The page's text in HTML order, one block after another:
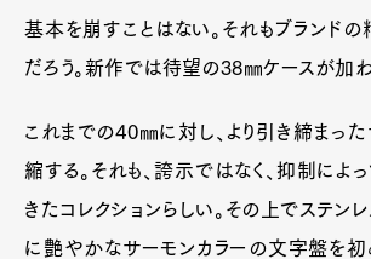
基本を崩すことはない。それもブランド
だろう。新作では待望の38㎜ケースが加わ
これまでの40㎜に対し、より引き締まっ
縮する。それも、誇示ではなく、抑制によ
きたコレクションらしい。その上でステン
に艶やかなサーモンカラーの文字盤を初